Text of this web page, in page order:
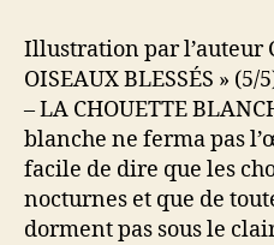
Illustration par l’auteur
OISEAUX BLESSÉS » (5/
– LA CHOUETTE
blanche ne ferma pas
facile de dire que les
nocturnes et que de
dorment pas sous le